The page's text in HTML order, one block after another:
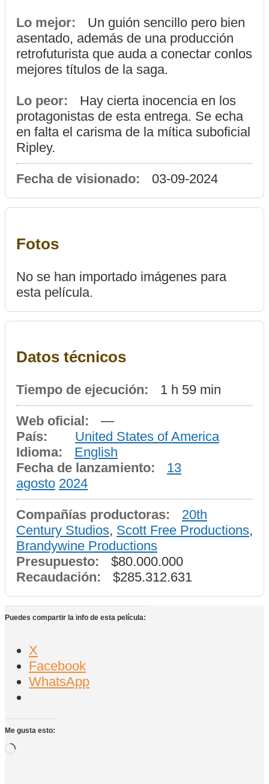
Lo mejor:
Un guión sencillo pero bien
asentado, además de una producción
retrofuturista que auda a conectar conlos
mejores títulos de la saga.
Lo peor:
Hay cierta inocencia en los
protagonistas de esta entrega. Se echa
en falta el carisma de la mítica suboficial
Ripley.
Fecha de visionado: 03-09-2024
Fotos
No se han importado imágenes para
esta película.
Datos técnicos
Tiempo de ejecución: 1 h 59 min
Web oficial:
—
País:
United States of America
Idioma:
English
Fecha de lanzamiento:
13
agosto 2024
Compañías productoras:
20th
Century Studios, Scott Free Productions,
Brandywine Productions
Presupuesto:
$80.000.000
Recaudación:
$285.312.631
Puedes compartir la info de esta película:
X
Facebook
WhatsApp
Me gusta esto:
Cargando...